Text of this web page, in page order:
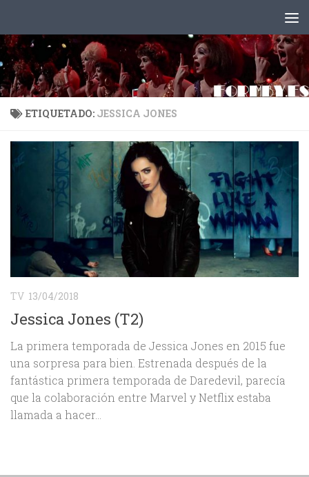
ETIQUETADO: JESSICA JONES
TV 13/04/2018
Jessica Jones (T2)
La primera temporada de Jessica Jones en 2015 fue
una sorpresa para bien. Estrenada después de la
fantástica primera temporada de Daredevil, parecía
que la colaboración entre Marvel y Netflix estaba
llamada a hacer...